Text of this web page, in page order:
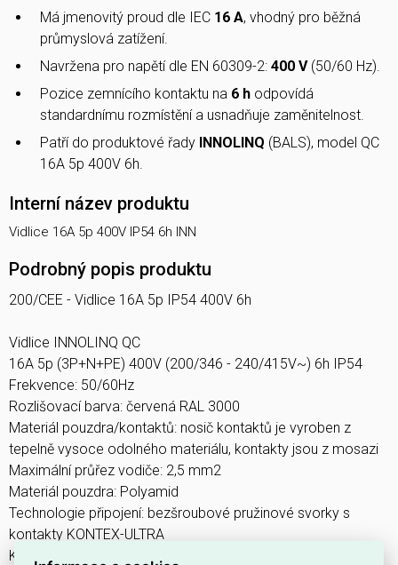
Má jmenovitý proud dle IEC 16 A, vhodný pro běžná
průmyslová zatížení.
Navržena pro napětí dle EN 60309-2: 400 V(50/60 Hz).
Pozice zemnícího kontaktu na 6 h odpovídá
standardnímu rozmístění a usnadňuje zaměnitelnost.
Patří do produktové řady INNOLINQ (BALS), model QC
16A 5p 400V 6h.
Interní název produktu
Vidlice 16A 5p 400V IP54 6h INN
Podrobný popis produktu
200/CEE - Vidlice 16A 5p IP54 400V 6h
Vidlice INNOLINQ QC
16A 5p (3P+N+PE) 400V (200/346 - 240/415V~) 6h IP54
Frekvence: 50/60Hz
Rozlišovací barva: červená RAL 3000
Materiál pouzdra/kontaktů: nosič kontaktů je vyroben z
tepelně vysoce odolného materiálu, kontakty jsou z mosazi
Maximální průřez vodiče: 2,5 mm2
Materiál pouzdra: Polyamid
Technologie připojení: bezšroubové pružinové svorky s
kontakty KONTEX-ULTRA
Kabelový přívod: šroubení